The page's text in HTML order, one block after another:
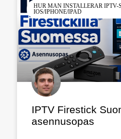
HUR MAN INSTALLERAR IPTV-
IOS/IPHONE/IPAD
IPTV Firestick
asennusopas